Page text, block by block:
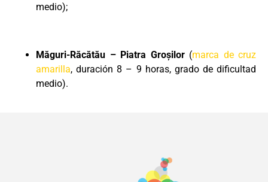
medio);
Măguri-Răcătău – Piatra Groșilor(marca de cruz
amarilla, duración 8 – 9 horas, grado de dificultad
medio).